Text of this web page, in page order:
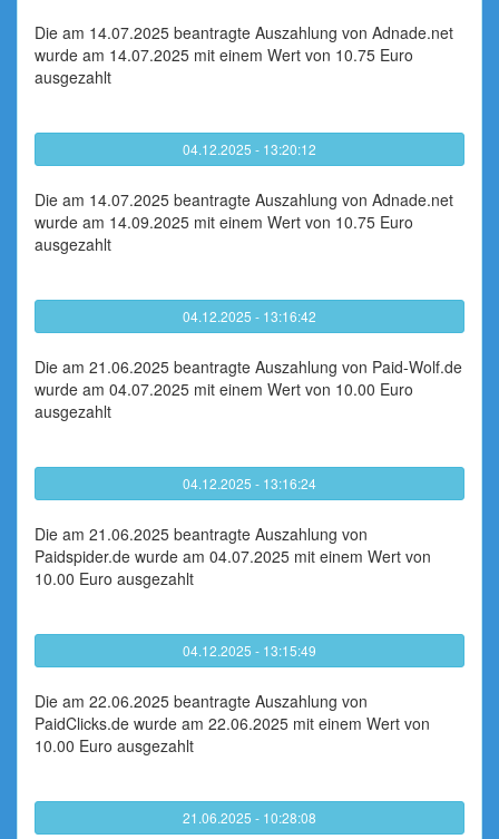
Die am 14.07.2025 beantragte Auszahlung von Adnade.net
wurde am 14.07.2025 mit einem Wert von 10.75 Euro
ausgezahlt
04.12.2025 - 13:20:12
Die am 14.07.2025 beantragte Auszahlung von Adnade.net
wurde am 14.09.2025 mit einem Wert von 10.75 Euro
ausgezahlt
04.12.2025 - 13:16:42
Die am 21.06.2025 beantragte Auszahlung von Paid-Wolf.de
wurde am 04.07.2025 mit einem Wert von 10.00 Euro
ausgezahlt
04.12.2025 - 13:16:24
Die am 21.06.2025 beantragte Auszahlung von
Paidspider.de wurde am 04.07.2025 mit einem Wert von
10.00 Euro ausgezahlt
04.12.2025 - 13:15:49
Die am 22.06.2025 beantragte Auszahlung von
PaidClicks.de wurde am 22.06.2025 mit einem Wert von
10.00 Euro ausgezahlt
21.06.2025 - 10:28:08